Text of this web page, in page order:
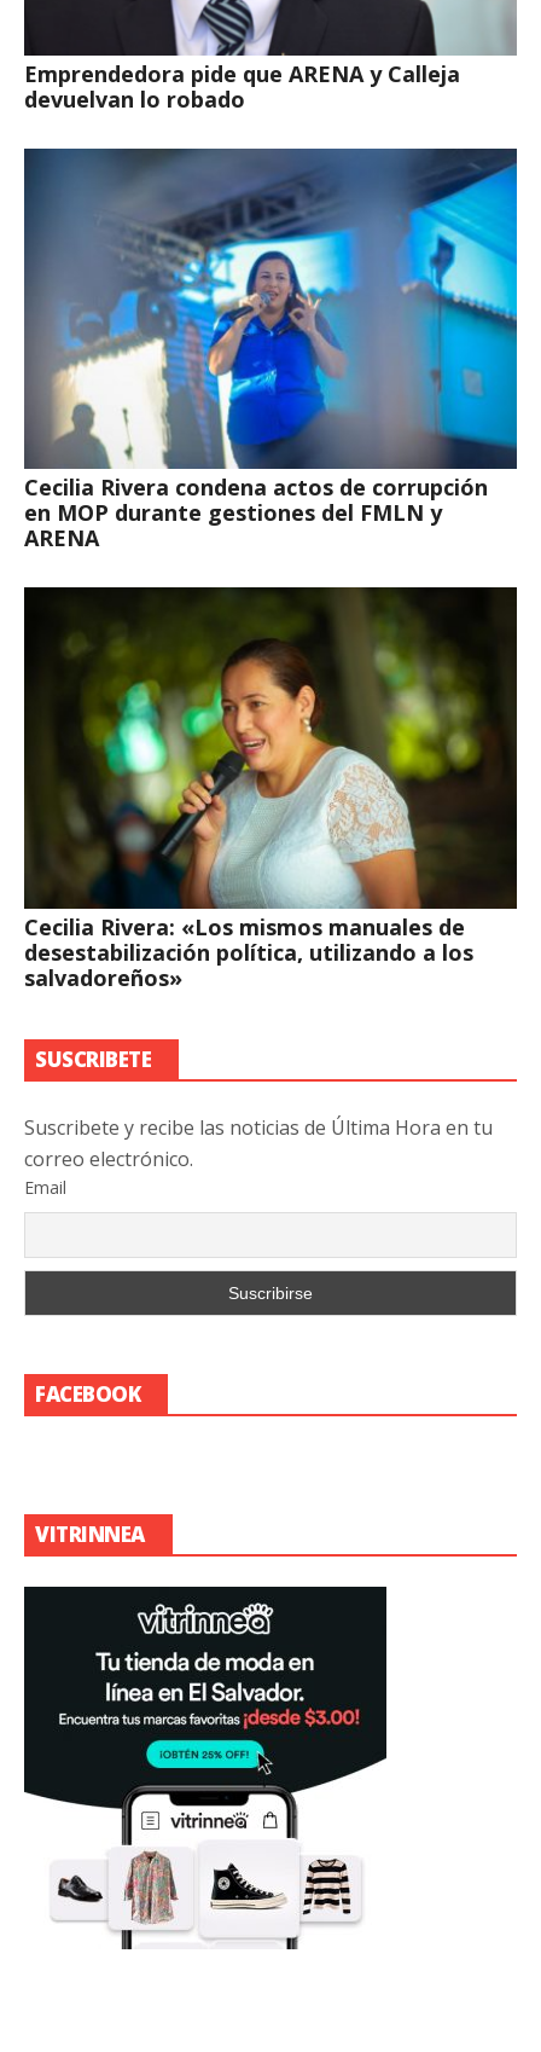
Emprendedora pide que ARENA y Calleja
devuelvan lo robado
Cecilia Rivera condena actos de corrupción
en MOP durante gestiones del FMLN y
ARENA
Cecilia Rivera: «Los mismos manuales de
desestabilización política, utilizando a los
salvadoreños»
SUSCRIBETE
Suscribete y recibe las noticias de Última Hora en tu
correo electrónico.
Email
FACEBOOK
VITRINNEA